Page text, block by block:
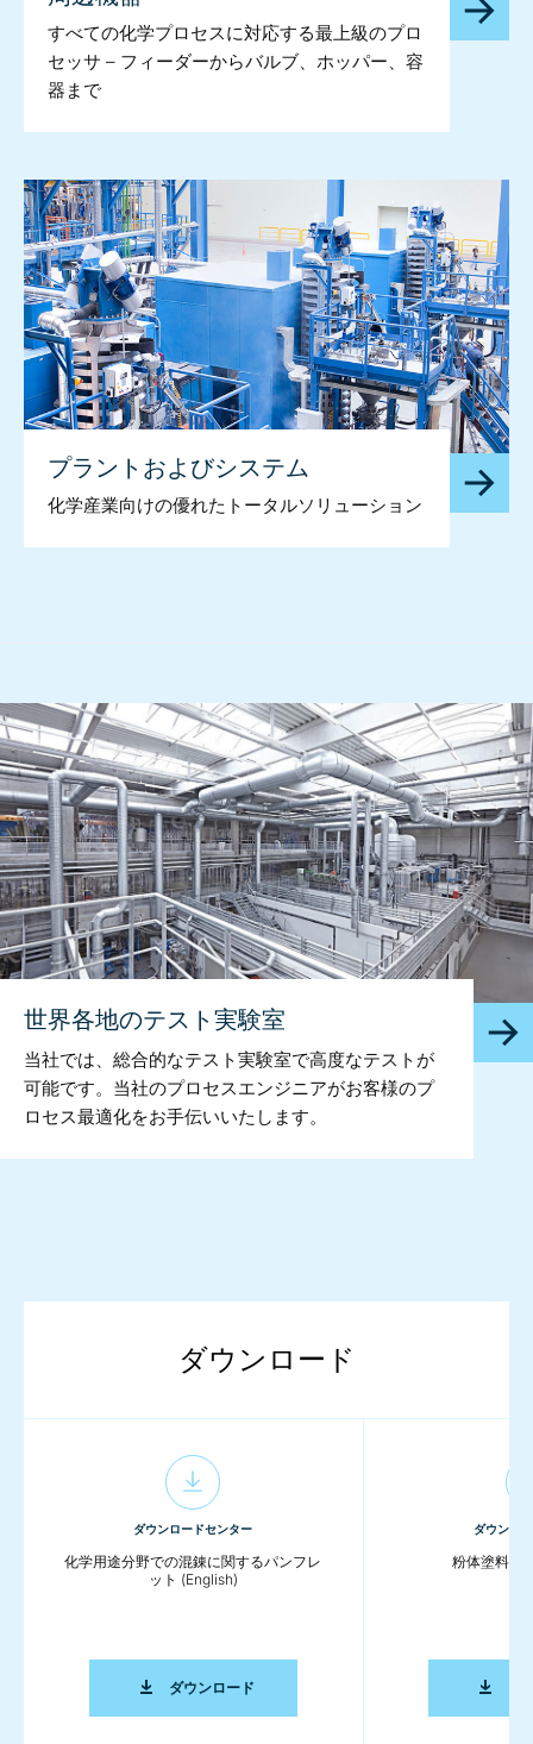
すべての化学プロセスに対応する最上級のプロ
セッサ – フィーダーからバルブ、ホッパー、容
器まで
プラントおよびシステム
化学産業向けの優れたトータルソリューション
世界各地のテスト実験室
当社では、総合的なテスト実験室で高度なテストが
可能です。当社のプロセスエンジニアがお客様のプ
ロセス最適化をお手伝いいたします。
ダウンロード
ダウンロードセンター
化学用途分野での混錬に関するパンフレ
ット (English)
ダウンロード化学用途分野での混錬に関するパンフレッ
ダウンロ
粉体塗料の